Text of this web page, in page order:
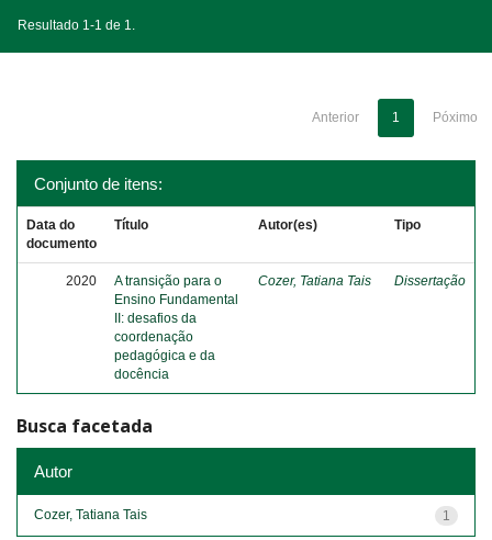
Resultado 1-1 de 1.
Anterior 1 Póximo
Conjunto de itens:
Data do
documento
Título Autor(es) Tipo
2020
A transição para o
Ensino Fundamental
II: desafios da
coordenação
pedagógica e da
docência
Cozer, Tatiana Tais Dissertação
Busca facetada
Autor
1
Cozer, Tatiana Tais